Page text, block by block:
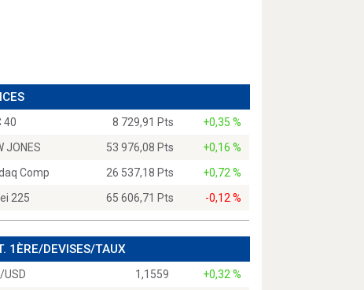
40 8 729,91 Pts
+0,35 %
JONES
53 976,08 Pts
+0,16 %
Comp
26 537,18 Pts
+0,72 %
225
65 606,71 Pts -0,12 %
1ÈRE/DEVISES/TAUX
USD 1,1559
+0,32 %